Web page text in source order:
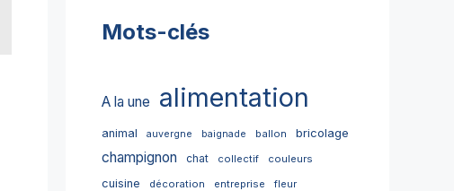
Mots-clés
A la une alimentation
animal auvergne baignade ballon bricolage
champignon chat collectif couleurs
cuisine décoration entreprise fleur